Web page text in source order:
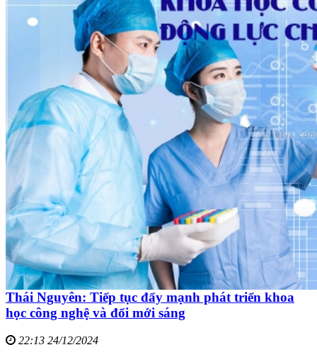
Thái Nguyên: Tiếp tục đẩy mạnh phát triển khoa
học công nghệ và đổi mới sáng
22:13 24/12/2024